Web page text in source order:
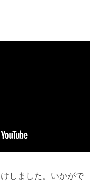
しました。いかがで